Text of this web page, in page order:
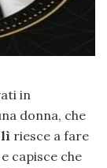
in
donna, che
riesce a fare
capisce che